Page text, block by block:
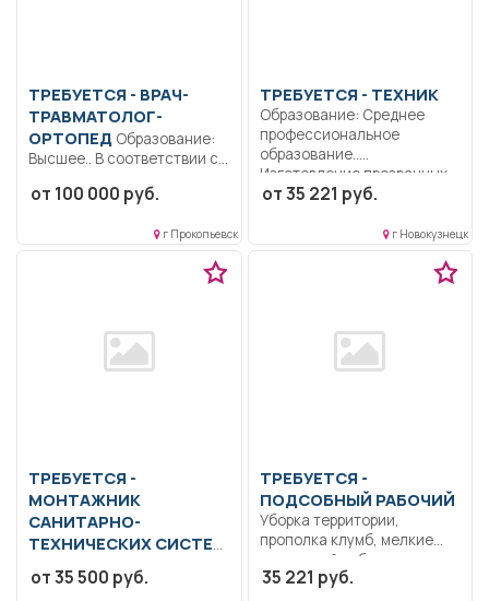
ТРЕБУЕТСЯ - ВРАЧ-
ТРАВМАТОЛОГ-
ОРТОПЕД
Высшее.. В соответствии с
утвержденной в...
от 100 000 руб.
г Прокопьевск
ТРЕБУЕТСЯ - ТЕХНИК
Образование: Среднее
профессиональное
образование..
Изготовление прозрачных
шлифов; изготовление
от 35 221 руб.
г Новокузнецк
ТРЕБУЕТСЯ -
МОНТАЖНИК
САНИТАРНО-
ТЕХНИЧЕСКИХ СИСТЕМ
Образование: Среднее
от 35 500 руб.
ТРЕБУЕТСЯ -
ПОДСОБНЫЙ РАБОЧИЙ
Уборка территории,
прополка клумб, мелкие
ремонтный работы..
Неполный рабочий...
35 221 руб.